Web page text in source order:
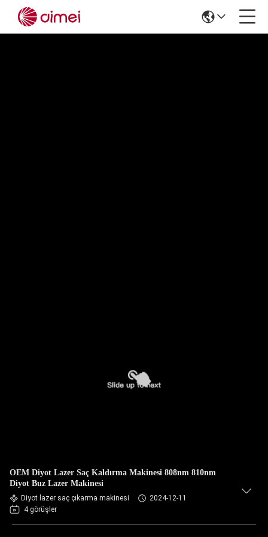
OEM Diyot Lazer Saç Kaldırma Makinesi 808nm 810nm
Diyot Buz Lazer Makinesi
Diyot lazer saç çıkarma makinesi
2024-12-11
4 görüşler